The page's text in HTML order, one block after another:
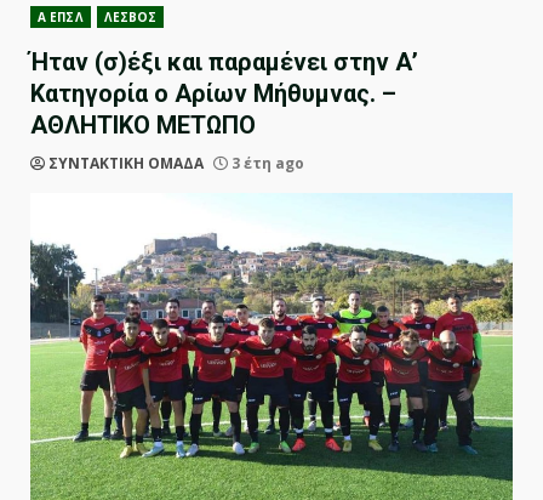
Α ΕΠΣΛ ΛΕΣΒΟΣ
Ήταν (σ)έξι και παραμένει στην Α’
Κατηγορία ο Αρίων Μήθυμνας. –
ΑΘΛΗΤΙΚΟ ΜΕΤΩΠΟ
ΣΥΝΤΑΚΤΙΚΗ ΟΜΑΔΑ 3 έτη ago